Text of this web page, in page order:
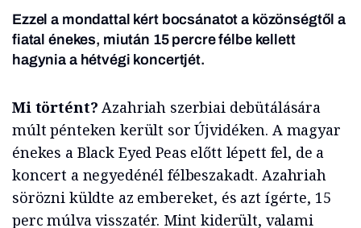
Ezzel a mondattal kért bocsánatot a közönségtől a
fiatal énekes, miután 15 percre félbe kellett
hagynia a hétvégi koncertjét.
Mi történt? Azahriah szerbiai debütálására
múlt pénteken került sor Újvidéken. A magyar
énekes a Black Eyed Peas előtt lépett fel, de a
koncert a negyedénél félbeszakadt. Azahriah
sörözni küldte az embereket, és azt ígérte, 15
perc múlva visszatér. Mint kiderült, valami